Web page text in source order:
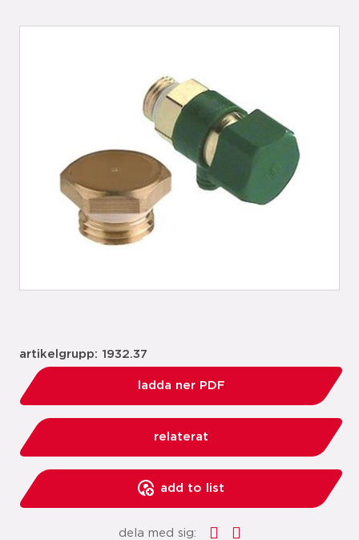
artikelgrupp: 1932.37
ladda ner PDF
relaterat
add to list
dela med sig: